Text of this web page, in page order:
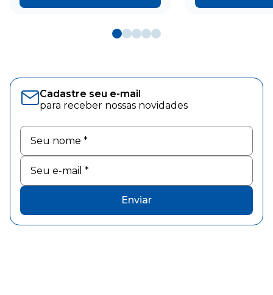
Cadastre seu e-mail
para receber nossas novidades
Enviar